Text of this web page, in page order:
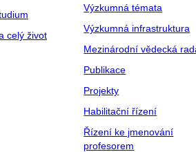
celý život
Výzkumná témata
Výzkumná infrastruktura
Mezinárodní vědecká
Publikace
Projekty
Habilitační řízení
Řízení ke jmenování
profesorem